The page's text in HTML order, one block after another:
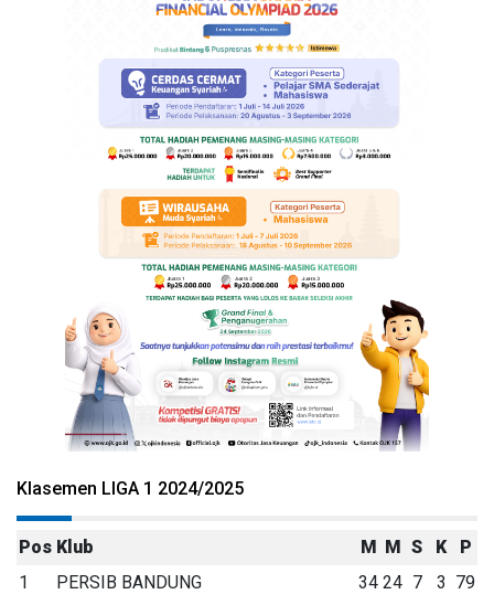
Klasemen LIGA 1 2024/2025
Pos Klub M M S K
P
1
PERSIB BANDUNG 34 24 7 3 79